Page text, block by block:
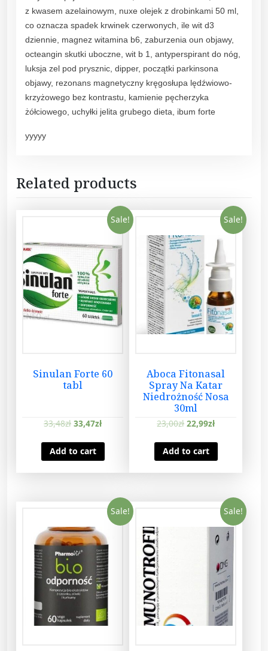
z kwasem azelainowym, nuxe olejek z drobinkami 50 ml,
co oznacza spadek krwinek czerwonych, ile wit d3
dziennie, magnez witamina b6, zaburzenia oun objawy,
octeangin skutki uboczne, wit b 1, antyperspirant do nóg,
luksja zel pod prysznic, dipper, początki parkinsona
objawy, rezonans magnetyczny kręgosłupa lędźwiowo-
krzyżowego bez kontrastu, kamienie pęcherzyka
żółciowego, uchyłki jelita grubego dieta, ibum forte
yyyyy
Related products
Sale!
Sinulan Forte 60
tabl
33,48zł 33,47zł
Add to cart
Sale!
Aboca Fitonasal
Spray Na Katar
Niedrożność Nosa
30ml
23,00zł 22,99zł
Add to cart
Sale! Sale!